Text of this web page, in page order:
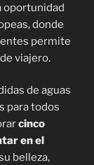
oportunidad
donde
permite
viajero.
de aguas
para todos
cinco
en el
belleza,